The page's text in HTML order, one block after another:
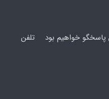
پاسخگو خواهیم بود تلفن